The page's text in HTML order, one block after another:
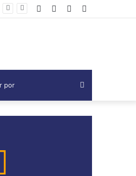
Telegram
Twitter
Facebook
Buscar
por